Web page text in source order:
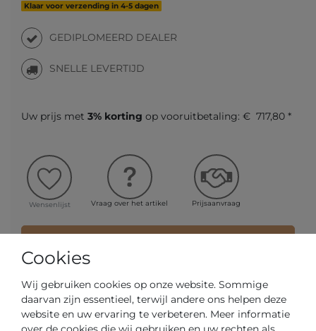
Klaar voor verzending in 4-5 dagen
GEDIPLOMEERD DEALER
SNELLE LEVERTIJD
Uw prijs met 3% korting op vooruitbetaling: € 717,80 *
Wensenlijst Vraag over het artikel Prijsaanvraag
of
Cookies
Wij gebruiken cookies op onze website. Sommige
daarvan zijn essentieel, terwijl andere ons helpen deze
website en uw ervaring te verbeteren. Meer informatie